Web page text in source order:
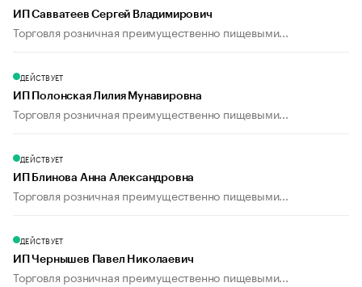
ИП Савватеев Сергей Владимирович
Торговля розничная преимущественно пищевыми...
ДЕЙСТВУЕТ
ИП Полонская Лилия Мунавировна
Торговля розничная преимущественно пищевыми...
ДЕЙСТВУЕТ
ИП Блинова Анна Александровна
Торговля розничная преимущественно пищевыми...
ДЕЙСТВУЕТ
ИП Чернышев Павел Николаевич
Торговля розничная преимущественно пищевыми...